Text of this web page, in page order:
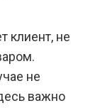
клиент, не
не
важно